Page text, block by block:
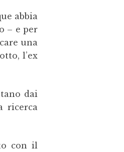
abbia
– e per
una
l’ex
dai
ricerca
con il